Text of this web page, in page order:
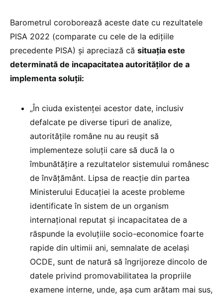
Barometrul coroborează aceste date cu rezultatele
PISA 2022 (comparate cu cele de la edițiile
precedente PISA) și apreciază că situația este
determinată de incapacitatea autorităților de a
implementa soluții:
„În ciuda existenței acestor date, inclusiv
defalcate pe diverse tipuri de analize,
autoritățile române nu au reușit să
implementeze soluții care să ducă la o
îmbunătățire a rezultatelor sistemului românesc
de învățământ. Lipsa de reacție din partea
Ministerului Educației la aceste probleme
identificate în sistem de un organism
internațional reputat și incapacitatea de a
răspunde la evoluțiile socio-economice foarte
rapide din ultimii ani, semnalate de același
OCDE, sunt de natură să îngrijoreze dincolo de
datele privind promovabilitatea la propriile
examene interne, unde, așa cum arătam mai sus,